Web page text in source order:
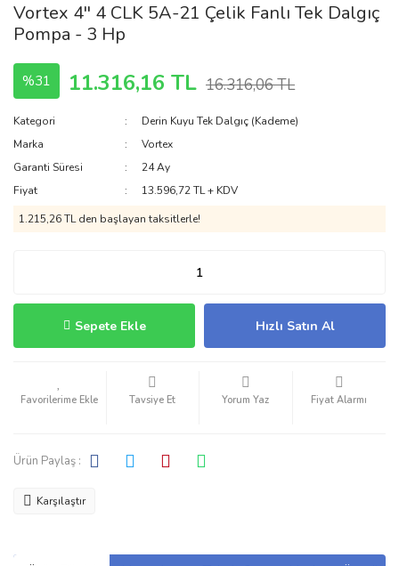
Vortex 4'' 4 CLK 5A-21 Çelik Fanlı Tek Dalgıç
Pompa - 3 Hp
%31 11.316,16 TL 16.316,06 TL
Kategori
Derin Kuyu Tek Dalgıç (Kademe)
Marka
Vortex
Garanti Süresi
24 Ay
Fiyat
13.596,72 TL + KDV
1.215,26 TL den başlayan taksitlerle!
Sepete Ekle Hızlı Satın Al
Tavsiye Et Yorum Yaz Fiyat Alarmı
Ürün Paylaş :
Karşılaştır